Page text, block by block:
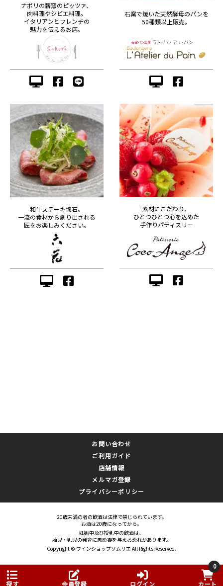
探す 会員登録 ログイン
0
カート
ナポリの薪窯のピッツァ、
肉料理やジビエ料理。
イタリアンとフレンチの
魅力を伝えるお店。
石窯で焼いた天然酵母のパンを
50種類以上販売。
和牛ステーキ懐石。
一流の食材から創り出される
匠をお楽しみください。
素材にこだわり、
ひとつひとつ心を込めた
手作りパティスリー
お問い合わせ
ご利用ガイド
店舗情報
メルマガ登録
プライバシーポリシー
20歳未満の者の飲酒は法律で禁じられています。
お酒は20歳になってから。
妊娠中及び授乳中の飲酒は、
胎児・乳児の発育に悪影響を与える恐れがあります。
Copyright © ワインショップソムリエ All Rights Reserved.